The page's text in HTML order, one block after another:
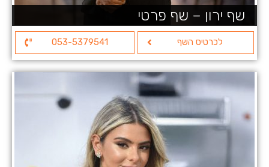
שף ירון – שף פרטי
לכרטיס השף 053-5379541